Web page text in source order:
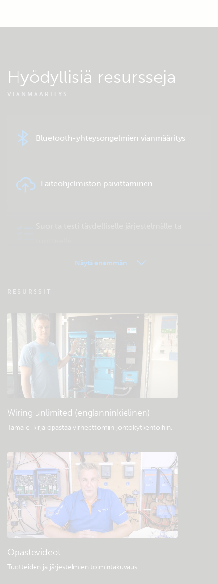
Hyödyllisiä resursseja
VIANMÄÄRITYS
Bluetooth-yhteysongelmien vianmääritys
Laiteohjelmiston päivittäminen
Tutustu yhteisön ylläpitämään
tukitietokantaan
Yleiset lataukset ja dokumentaatio
Näytä enemmän
RESURSSIT
Wiring unlimited (englanninkielinen)
Tämä e-kirja opastaa virheettömiin johtokytkentöihin.
Opastevideot
Tuotteiden ja järjestelmien toimintakuvaus.